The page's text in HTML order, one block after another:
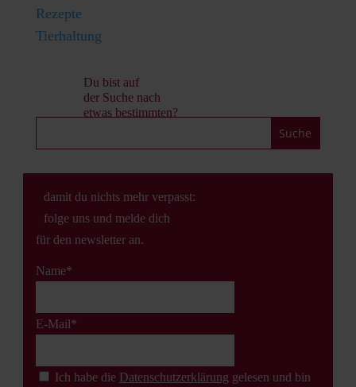
Rezepte
Tierhaltung
Du bist auf
der Suche nach
etwas bestimmten?
damit du nichts mehr verpasst:
folge uns und melde dich
für den newsletter an.
Name*
E-Mail*
Ich habe die Datenschutz­erklärung gelesen und bin